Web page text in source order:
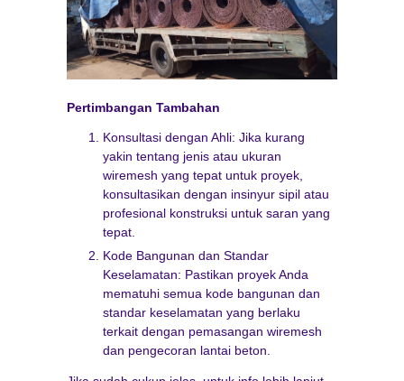
Pertimbangan Tambahan
Konsultasi dengan Ahli: Jika kurang
yakin tentang jenis atau ukuran
wiremesh yang tepat untuk proyek,
konsultasikan dengan insinyur sipil atau
profesional konstruksi untuk saran yang
tepat.
Kode Bangunan dan Standar
Keselamatan: Pastikan proyek Anda
mematuhi semua kode bangunan dan
standar keselamatan yang berlaku
terkait dengan pemasangan wiremesh
dan pengecoran lantai beton.